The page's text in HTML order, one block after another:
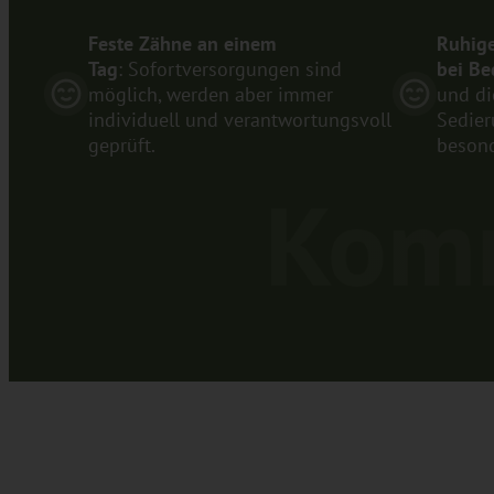
Feste Zähne an einem
Tag: Sofortversorgungen sind
möglich, werden aber immer
individuell und verantwortungsvoll
geprüft.
bei
und